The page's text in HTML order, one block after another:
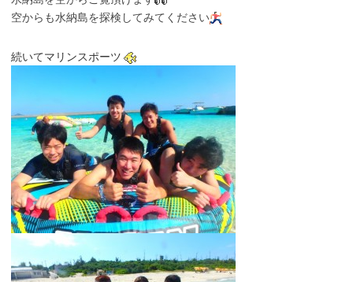
空からも水納島を探検してみてください
続いてマリンスポーツ